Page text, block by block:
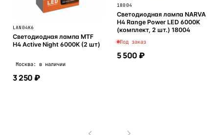
LAN04K6
Светодиодная лампа MTF
H4 Active Night 6000K (2 шт)
Москва: в наличии
3 250 ₽
18004
Светодиодная лампа NARVA
H4 Range Power LED 6000K
(комплект, 2 шт.) 18004
Под заказ
5 500 ₽